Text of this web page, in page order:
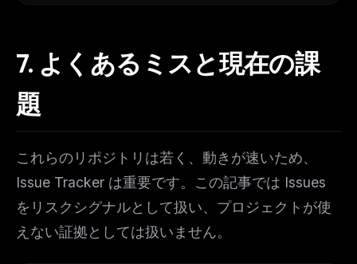
7. よくあるミスと現在の課
題
これらのリポジトリは若く、動きが速いため、
Issue Tracker は重要です。この記事では Issues
をリスクシグナルとして扱い、プロジェクトが使
えない証拠としては扱いません。